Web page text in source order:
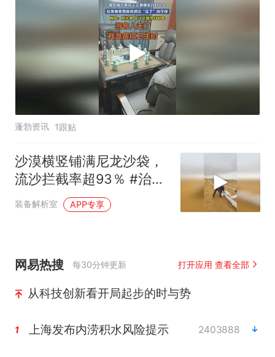
蓬勃资讯 1跟贴
沙漠横竖铺满尼龙沙袋，
流沙拦截率超93％ #治沙
#生态修复 #科普
装备解析室 APP专享
网易热搜 每30分钟更新 打开应用 查看全部
从科技创新看开局起步的时与势
1 上海发布内涝积水风险提示 2403888